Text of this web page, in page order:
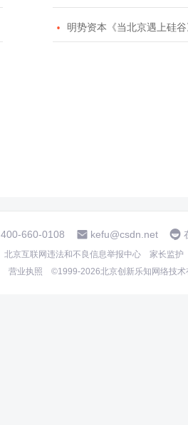
 明势资本《当北京遇上硅谷》系列
400-660-0108 kefu@csdn.net
北京互联网违法和不良信息举报中心 家长监护
营业执照 ©1999-2026北京创新乐知网络技术